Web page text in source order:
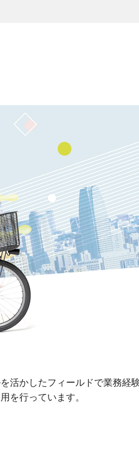
活かしたフィールドで業務経
を行っています。